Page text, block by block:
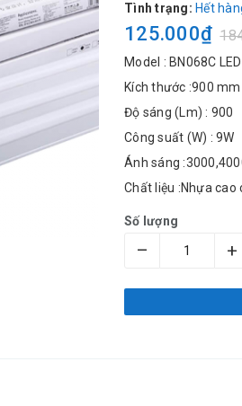
Tình trạng: Hết
125.000₫
Model : BN068C
Kích thước :900 mm
Độ sáng (Lm) : 900
Công suất (W) : 9W
Ánh sáng
Chất liệu :Nhựa cao
Số lượng
– +